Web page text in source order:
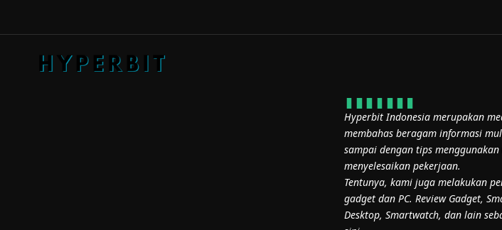
Hyperbit Indonesia merupakan
membahas beragam informasi
sampai dengan tips
menyelesaikan pekerjaan.
Tentunya, kami juga melakukan
gadget dan PC. Review Gadget,
Desktop, Smartwatch, dan lain